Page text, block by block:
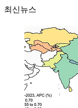
최신뉴스